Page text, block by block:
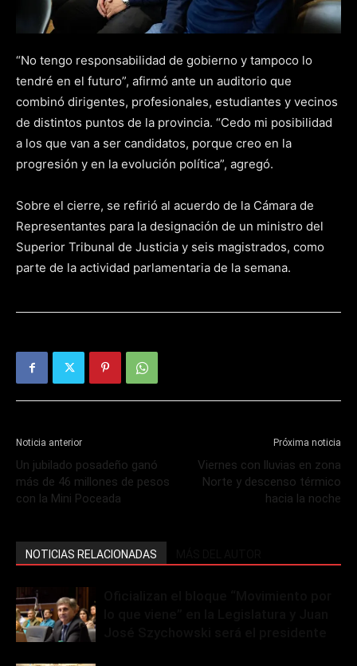
“No tengo responsabilidad de gobierno y tampoco lo
tendré en el futuro”, afirmó ante un auditorio que
combinó dirigentes, profesionales, estudiantes y vecinos
de distintos puntos de la provincia. “Cedo mi posibilidad
a los que van a ser candidatos, porque creo en la
progresión y en la evolución política”, agregó.
Sobre el cierre, se refirió al acuerdo de la Cámara de
Representantes para la designación de un ministro del
Superior Tribunal de Justicia y seis magistrados, como
parte de la actividad parlamentaria de la semana.
Noticia anterior
Un jubilado posadeño ganó
más de 46 millones de pesos
con la Mini Poceada
Próxima noticia
Viernes con lluvias en zona
Norte y descenso térmico
hacia la noche
NOTICIAS RELACIONADAS